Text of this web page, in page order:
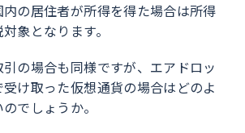
の居住者が所得を得た場合は所得
象となります。
の場合も同様ですが、エアドロッ
け取った仮想通貨の場合はどのよ
でしょうか。